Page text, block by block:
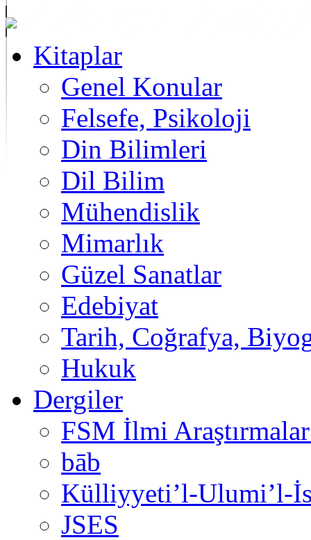
Kitaplar
Genel Konular
Felsefe, Psikoloji
Din Bilimleri
Dil Bilim
Mühendislik
Mimarlık
Güzel Sanatlar
Edebiyat
Tarih, Coğrafya,
Hukuk
Dergiler
FSM İlmi
bāb
Külliyyeti’l-Ulumi’l-
JSES